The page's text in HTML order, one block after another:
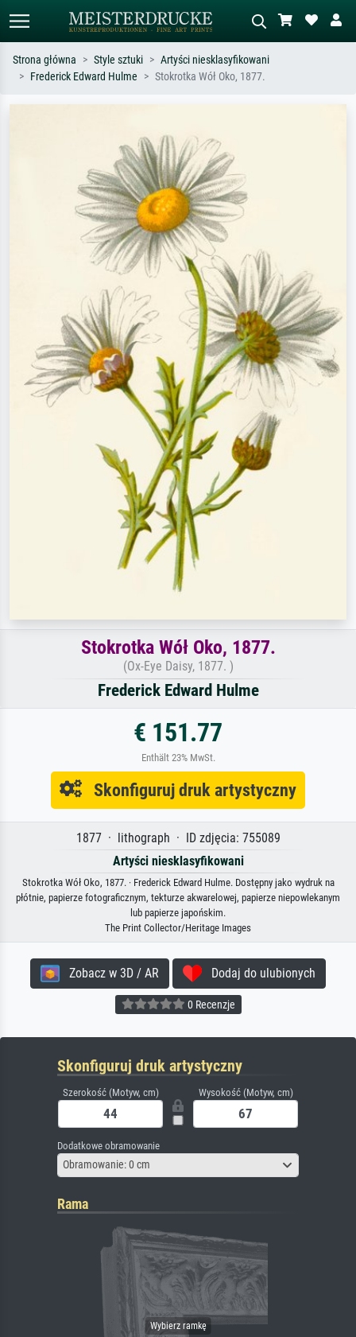
impresjonizm, fala Hokusaia, akt.
stojący akt obok drzewa.
Strona główna Style sztuki
Artyści niesklasyfikowani
Frederick Edward Hulme
Stokrotka Wół Oko, 1877.
Stokrotka Wół Oko, 1877.
(Ox-Eye Daisy, 1877. )
Frederick Edward Hulme
€ 151.77
Enthält 23% MwSt.
Skonfiguruj druk artystyczny
1877 · lithograph · ID zdjęcia: 755089
Artyści niesklasyfikowani
Stokrotka Wół Oko, 1877. · Frederick Edward Hulme. Dostępny jako wydruk na
płótnie, papierze fotograficznym, tekturze akwarelowej, papierze niepowlekanym
lub papierze japońskim.
The Print Collector/Heritage Images
Zobacz w 3D / AR Dodaj do ulubionych
0 Recenzje
Skonfiguruj druk artystyczny
Szerokość (Motyw, cm) Wysokość (Motyw, cm)
Dodatkowe obramowanie
Obramowanie: 0 cm
Rama